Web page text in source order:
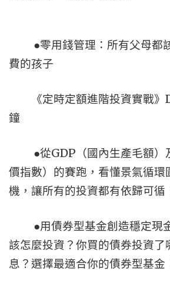
●零用錢管理：所有父母都
費的孩子
《定時定額進階投資實戰》
鐘
●從GDP （國內生產毛額）
價指數）的賽跑，看懂景氣循環
機，讓所有的投資都有依歸可循
●用債券型基金創造穩定現
該怎麼投資？你買的債券投資了
息？選擇最適合你的債券型基金